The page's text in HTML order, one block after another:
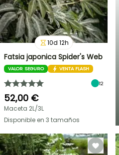
10d 12h
Fatsia japonica Spider's Web
VALOR SEGURO VENTA FLASH
12
52,00 €
Maceta 2L/3L
Disponible en 3 tamaños